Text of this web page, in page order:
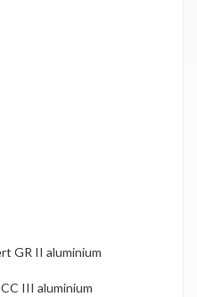
GR II aluminium
III aluminium